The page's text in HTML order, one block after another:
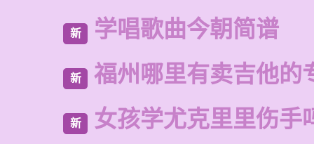
新 学唱歌曲今朝简谱
新 福州哪里有卖吉他的
新 女孩学尤克里里伤手